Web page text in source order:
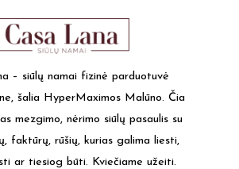
– siūlų namai fizinė parduotuvė
šalia HyperMaximos Malūno. Čia
mezgimo, nėrimo siūlų pasaulis su
faktūrų, rūšių, kurias galima liesti,
ar tiesiog būti. Kviečiame užeiti.